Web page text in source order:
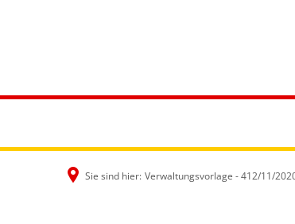
Sie sind hier: Verwaltungsvorlage - 412/11/